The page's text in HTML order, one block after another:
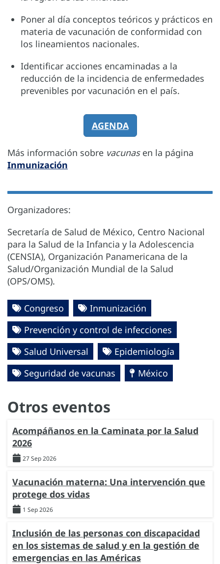
Poner al día conceptos teóricos y prácticos en
materia de vacunación de conformidad con
los lineamientos nacionales.
Identificar acciones encaminadas a la
reducción de la incidencia de enfermedades
prevenibles por vacunación en el país.
AGENDA
Más información sobre vacunasen la página
Inmunización
Organizadores:
Secretaría de Salud de México, Centro Nacional
para la Salud de la Infancia y la Adolescencia
(CENSIA), Organización Panamericana de la
Salud/Organización Mundial de la Salud
(OPS/OMS).
Congreso
Inmunización
Prevención y control de infecciones
Salud Universal
Epidemiología
Seguridad de vacunas
México
Otros eventos
Acompáñanos en la Caminata por la Salud
2026
27 Sep 2026
Vacunación materna: Una intervención que
protege dos vidas
1 Sep 2026
Inclusión de las personas con discapacidad
en los sistemas de salud y en la gestión de
emergencias en las Américas